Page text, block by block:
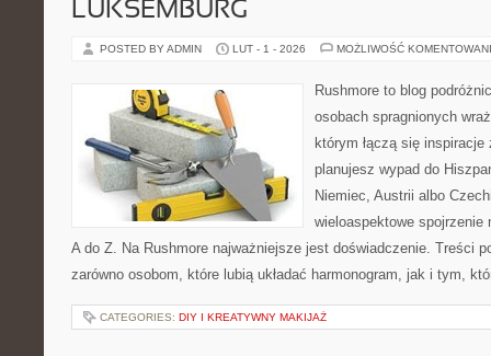
LUKSEMBURG
POSTED BY ADMIN LUT - 1 - 2026 MOŻLIWOŚĆ
Rushmore to blog
osobach spragnionych
którym łączą się
planujesz wypad do
Niemiec, Austrii albo
wieloaspektowe spojrzenie
A do Z. Na Rushmore najważniejsze jest doświadczenie. Treści
zarówno osobom, które lubią układać harmonogram, jak i tym,
CATEGORIES: DIY I KREATYWNY MAKIJAŻ